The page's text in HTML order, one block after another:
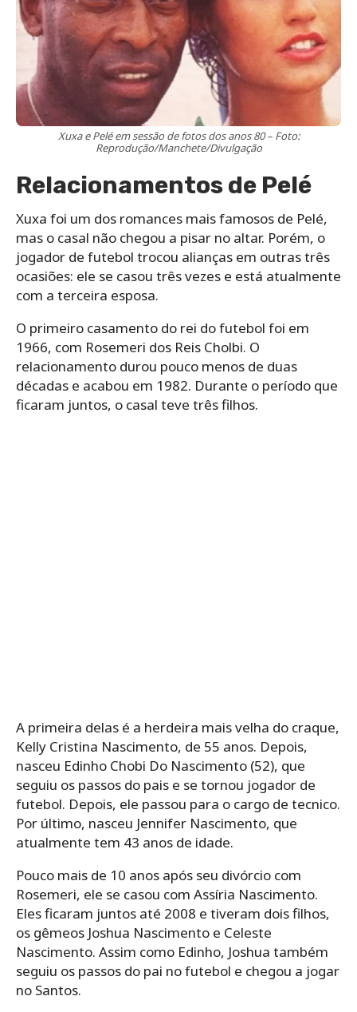
Xuxa e Pelé em sessão de fotos dos anos 80 – Foto:
Reprodução/Manchete/Divulgação
Relacionamentos de Pelé
Xuxa foi um dos romances mais famosos de Pelé,
mas o casal não chegou a pisar no altar. Porém, o
jogador de futebol trocou alianças em outras três
ocasiões: ele se casou três vezes e está atualmente
com a terceira esposa.
O primeiro casamento do rei do futebol foi em
1966, com Rosemeri dos Reis Cholbi. O
relacionamento durou pouco menos de duas
décadas e acabou em 1982. Durante o período que
ficaram juntos, o casal teve três filhos.
A primeira delas é a herdeira mais velha do craque,
Kelly Cristina Nascimento, de 55 anos. Depois,
nasceu Edinho Chobi Do Nascimento (52), que
seguiu os passos do pais e se tornou jogador de
futebol. Depois, ele passou para o cargo de tecnico.
Por último, nasceu Jennifer Nascimento, que
atualmente tem 43 anos de idade.
Pouco mais de 10 anos após seu divórcio com
Rosemeri, ele se casou com Assíria Nascimento.
Eles ficaram juntos até 2008 e tiveram dois filhos,
os gêmeos Joshua Nascimento e Celeste
Nascimento. Assim como Edinho, Joshua também
seguiu os passos do pai no futebol e chegou a jogar
no Santos.